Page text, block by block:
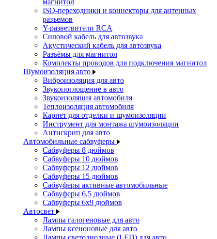
магнитол
ISO-переходники и коннекторы для антенных
разъемов
Y-разветвители RCA
Силовой кабель для автозвука
Акустический кабель для автозвука
Разъёмы для магнитол
Комплекты проводов для подключения магнитол
Шумоизоляция авто
Виброизоляция для авто
Звукопоглощение в авто
Звукоизоляция автомобиля
Теплоизоляция автомобиля
Карпет для отделки и шумоизоляции
Инструмент для монтажа шумоизоляции
Антискрип для авто
Автомобильные сабвуферы
Сабвуферы 8 дюймов
Сабвуферы 10 дюймов
Сабвуферы 12 дюймов
Сабвуферы 15 дюймов
Сабвуферы активные автомобильные
Сабвуферы 6,5 дюймов
Сабвуферы 6x9 дюймов
Автосвет
Лампы галогеновые для авто
Лампы ксеноновые для авто
Лампы светодиодные (LED) для авто